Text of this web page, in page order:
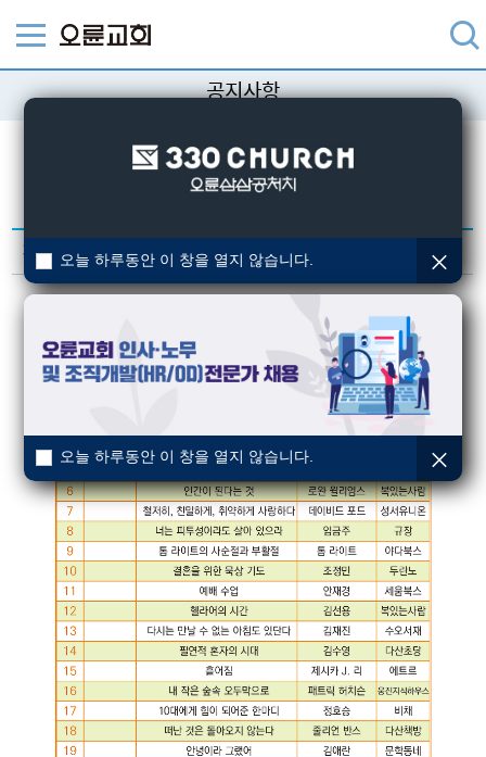
공지사항
교회의 다양한 소식을 알려드립니다.
3월 신착도서 안내 작성일 : 2026-03-06
오늘 하루동안 이 창을 열지 않습니다.
오늘 하루동안 이 창을 열지 않습니다.